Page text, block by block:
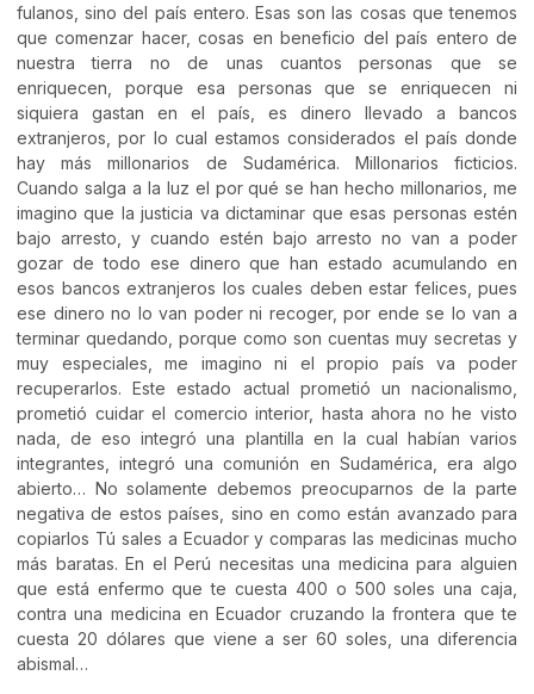
fulanos, sino del país entero. Esas son las cosas que tenemos
que comenzar hacer, cosas en beneficio del país entero de
nuestra tierra no de unas cuantos personas que se
enriquecen, porque esa personas que se enriquecen ni
siquiera gastan en el país, es dinero llevado a bancos
extranjeros, por lo cual estamos considerados el país donde
hay más millonarios de Sudamérica. Millonarios ficticios.
Cuando salga a la luz el por qué se han hecho millonarios, me
imagino que la justicia va dictaminar que esas personas estén
bajo arresto, y cuando estén bajo arresto no van a poder
gozar de todo ese dinero que han estado acumulando en
esos bancos extranjeros los cuales deben estar felices, pues
ese dinero no lo van poder ni recoger, por ende se lo van a
terminar quedando, porque como son cuentas muy secretas y
muy especiales, me imagino ni el propio país va poder
recuperarlos. Este estado actual prometió un nacionalismo,
prometió cuidar el comercio interior, hasta ahora no he visto
nada, de eso integró una plantilla en la cual habían varios
integrantes, integró una comunión en Sudamérica, era algo
abierto… No solamente debemos preocuparnos de la parte
negativa de estos países, sino en como están avanzado para
copiarlos Tú sales a Ecuador y comparas las medicinas mucho
más baratas. En el Perú necesitas una medicina para alguien
que está enfermo que te cuesta 400 o 500 soles una caja,
contra una medicina en Ecuador cruzando la frontera que te
cuesta 20 dólares que viene a ser 60 soles, una diferencia
abismal…